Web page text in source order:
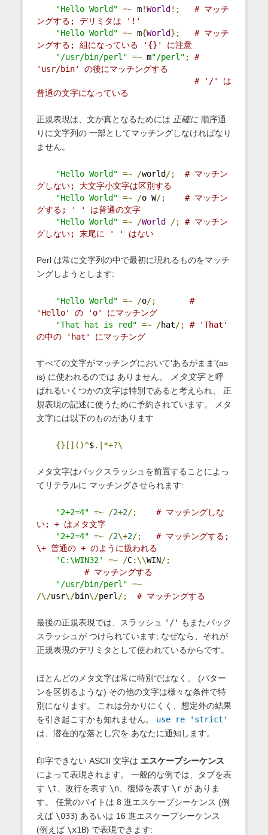
"Hello World" =~ m!World !;
# マッチ
ングする; デリミタは '!'
"Hello World" =~ m{World};
# マッチ
ングする; 組になっている '{}' に注意
"/usr/bin/perl" =~ m"/perl" ;
#
'usr/bin' の後にマッチングする
# '/' は
普通の文字になっている
正規表現は、文が真となるためには 正確に順序通
りに文字列の 一部としてマッチングしなければなり
ません。
"Hello World" =~ /world/;
# マッチン
グしない; 大文字小文字は区別する
"Hello World" =~ /o W/;
# マッチン
グする; ' ' は普通の文字
"Hello World" =~ /World /;
# マッチン
グしない; 末尾に ' ' はない
Perl は常に文字列の中で最初に現れるものをマッチ
ングしようとします:
"Hello World" =~ /o/;
#
'Hello' の 'o' にマッチング
"That hat is red" =~ /hat/;
# 'That'
の中の 'hat' にマッチング
すべての文字がマッチングにおいて'あるがまま'(as
is) に使われるのでは ありません。
メタ文字と呼
ばれるいくつかの文字は特別であると考えられ、 正
規表現の記述に使うために予約されています。 メタ
文字には以下のものがあります
{}[]()^$.|*+?\
メタ文字はバックスラッシュを前置することによっ
てリテラルに マッチングさせられます:
"2+2=4" =~ /2+2/;
# マッチングしな
い; + はメタ文字
"2+2=4" =~ /2\+2/;
# マッチングする;
\+ 普通の + のように扱われる
'C:\WIN32'
=~ /C:\\WIN/;
# マッチングする
"/usr/bin/perl" =~
/\/usr\/bin\/perl/; # マッチングする
最後の正規表現では、スラッシュ '/' もまたバック
スラッシュが つけられています; なぜなら、それが
正規表現のデリミタとして使われているからです。
ほとんどのメタ文字は常に特別ではなく、 (パター
ンを区切るような) その他の文字は様々な条件で特
別になります。 これは分かりにくく、想定外の結果
を引き起こすかも知れません。 use re 'strict'
は、潜在的な落とし穴を あなたに通知します。
印字できない ASCII 文字は エスケープシーケンス
によって表現されます。 一般的な例では、タブを表
す \t 、改行を表す \n、復帰を表す \rが ありま
す。 任意のバイトは 8 進エスケープシーケンス (例
えば \033) あるいは 16 進エスケープシーケンス
(例えば \x1B) で表現できます: